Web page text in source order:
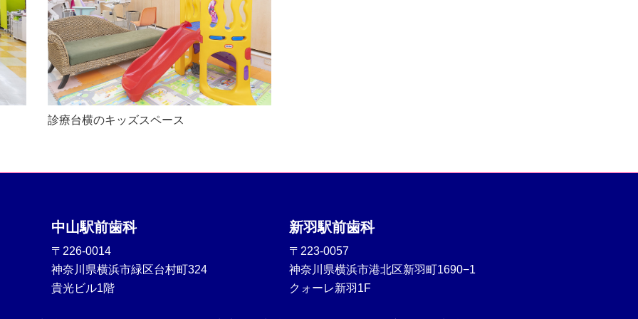
診療台横のキッズスペース
中山駅前歯科
〒226-0014
神奈川県横浜市緑区台村町324
貴光ビル1階
新羽駅前歯科
〒223-0057
神奈川県横浜市港北区新羽町1690−1
クォーレ新羽1F